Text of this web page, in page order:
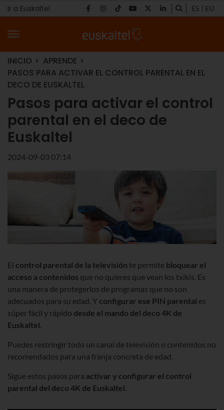
Ir a Euskaltel ES EU
INICIO
APRENDE
PASOS PARA ACTIVAR EL CONTROL PARENTAL EN EL
DECO DE EUSKALTEL
Pasos para activar el control
parental en el deco de
Euskaltel
2024-09-03 07:14
El control parental de la televisión te permite bloquear el
acceso a contenidos que no quieres que vean los txikis. Es
una manera de protegerlos de programas que no son
adecuados para su edad. Y configurar ese PIN parental es
súper fácil y rápido desde el mando del deco 4K de
Euskaltel.
Puedes restringir todo un canal de televisión o contenidos no
recomendados para una franja concreta de edad.
Sigue estos pasos para activar y configurar el control
parental del deco 4K de Euskaltel.